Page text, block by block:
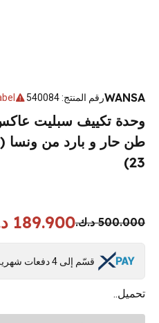
WANSAرقم المنتج:
540084
23)
500.000 د.ك. 189.900 د.ك.
قسّم إلى 4 دفعات شهرية
تحميل..